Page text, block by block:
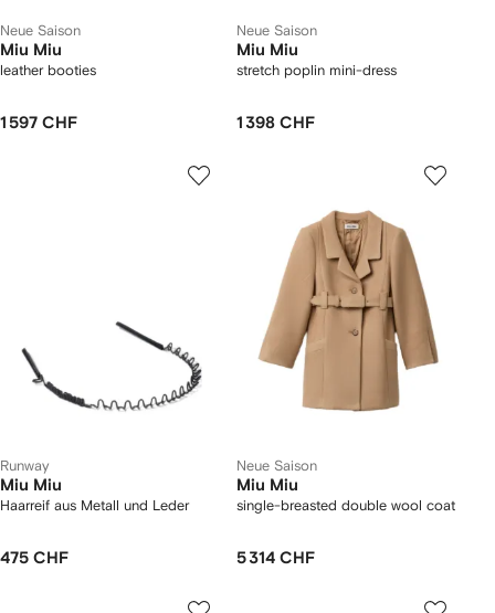
Neue Saison
Miu Miu
leather booties
1 597 CHF
Neue Saison
Miu Miu
stretch poplin mini-dress
1 398 CHF
Runway
Miu Miu
Haarreif aus Metall und Leder
475 CHF
Neue Saison
Miu Miu
single-breasted double wool coat
5 314 CHF